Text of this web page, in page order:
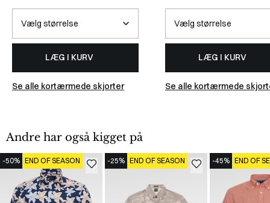
LÆG I KURV
Se alle kortærmede skjorter
LÆG I KURV
Se alle kortærmede
Andre har også kigget på
-50% END OF SEASON -25% END OF SEASON -45% END OF